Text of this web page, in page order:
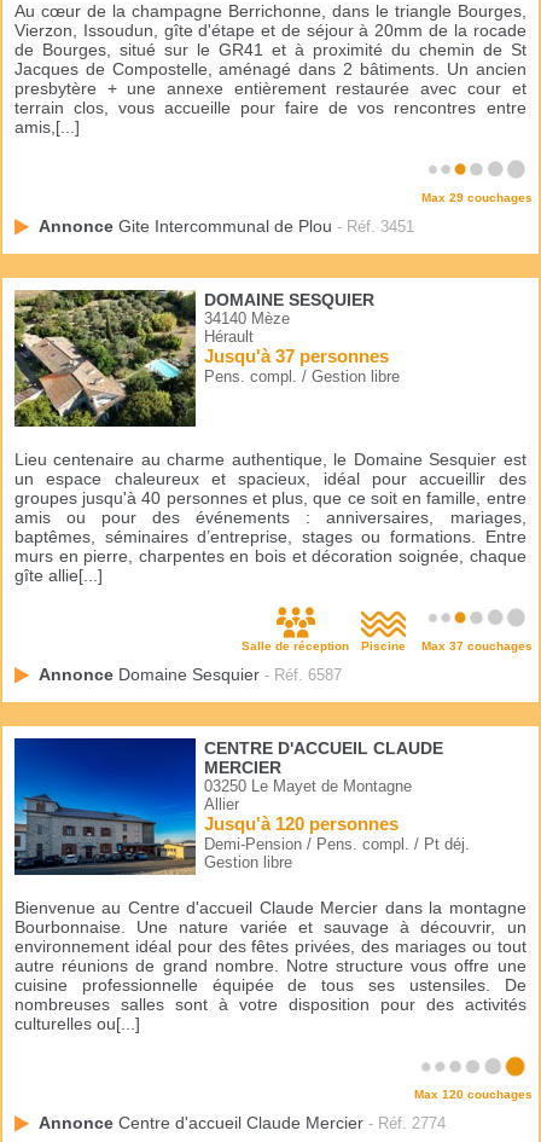
Au cœur de la champagne Berrichonne, dans le triangle Bourges,
Vierzon, Issoudun, gîte d'étape et de séjour à 20mm de la rocade
de Bourges, situé sur le GR41 et à proximité du chemin de St
Jacques de Compostelle, aménagé dans 2 bâtiments. Un ancien
presbytère + une annexe entièrement restaurée avec cour et
terrain clos, vous accueille pour faire de vos rencontres entre
amis,[...]
Max 29 couchages
Annonce Gite Intercommunal de Plou - Réf. 3451
DOMAINE SESQUIER
34140 Mèze
Hérault
Jusqu'à 37 personnes
Pens. compl. / Gestion libre
Lieu centenaire au charme authentique, le Domaine Sesquier est
un espace chaleureux et spacieux, idéal pour accueillir des
groupes jusqu'à 40 personnes et plus, que ce soit en famille, entre
amis ou pour des événements : anniversaires, mariages,
baptêmes, séminaires d’entreprise, stages ou formations. Entre
murs en pierre, charpentes en bois et décoration soignée, chaque
gîte allie[...]
Salle de réception Piscine Max 37 couchages
Annonce Domaine Sesquier - Réf. 6587
CENTRE D'ACCUEIL CLAUDE
MERCIER
03250 Le Mayet de Montagne
Allier
Jusqu'à 120 personnes
Demi-Pension / Pens. compl. / Pt déj.
Gestion libre
Bienvenue au Centre d'accueil Claude Mercier dans la montagne
Bourbonnaise. Une nature variée et sauvage à découvrir, un
environnement idéal pour des fêtes privées, des mariages ou tout
autre réunions de grand nombre. Notre structure vous offre une
cuisine professionnelle équipée de tous ses ustensiles. De
nombreuses salles sont à votre disposition pour des activités
culturelles ou[...]
Max 120 couchages
Annonce Centre d'accueil Claude Mercier - Réf. 2774